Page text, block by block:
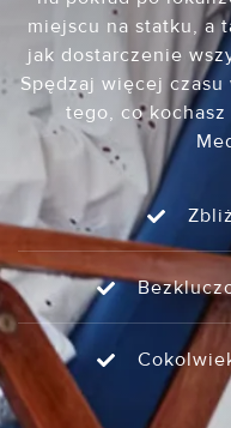
miejscu na statku, a
jak dostarczenie
Spędzaj więcej
tego, co